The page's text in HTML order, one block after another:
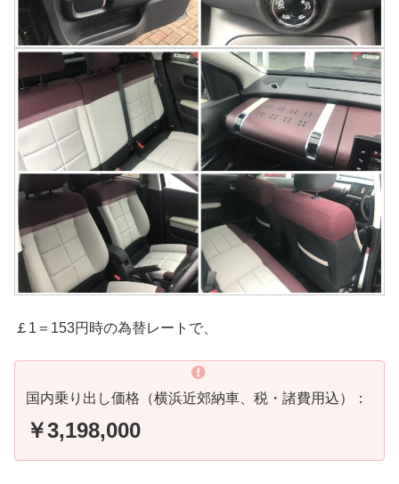
￡1＝153円時の為替レートで、
国内乗り出し価格（横浜近郊納車、税・諸費用込）：
￥3,198,000